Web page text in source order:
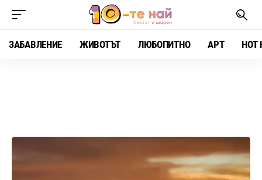
ЗАБАВЛЕНИЕ ЖИВОТЪТ ЛЮБОПИТНО АРТ HOT